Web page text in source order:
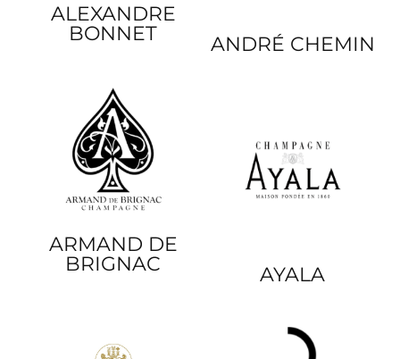
ALEXANDRE
BONNET
ANDRÉ CHEMIN
ARMAND DE
BRIGNAC
AYALA